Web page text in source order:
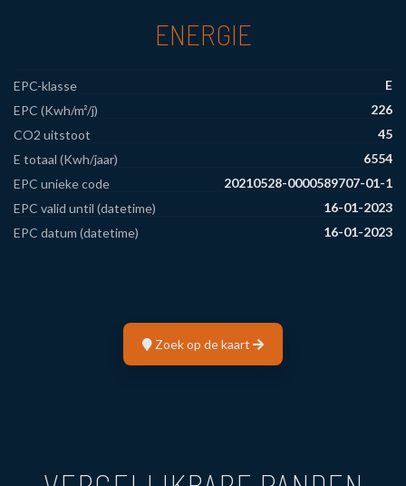
ENERGIE
EPC-klasse
E
EPC (Kwh/m²/j)
226
CO2 uitstoot
45
E totaal (Kwh/jaar)
6554
EPC unieke code
20210528-0000589707-01-1
EPC valid until (datetime)
16-01-2023
EPC datum (datetime)
16-01-2023
Zoek op de kaart